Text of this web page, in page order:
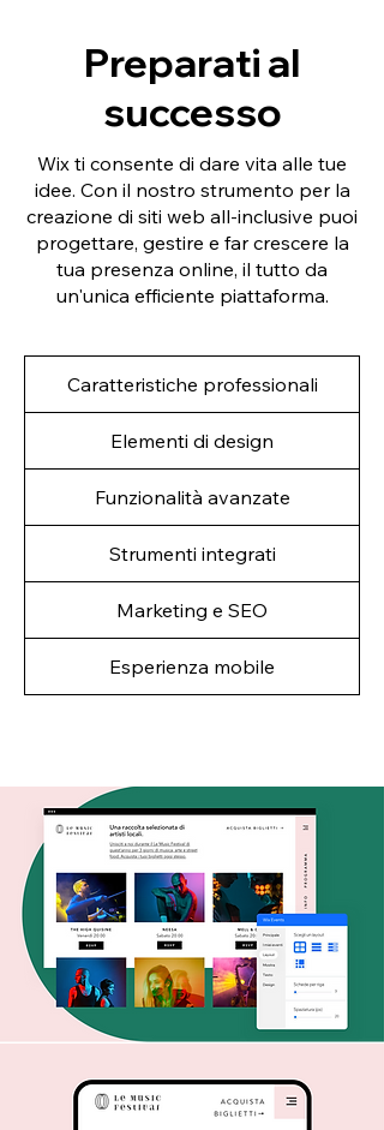
Preparati al
successo
Wix ti consente di dare vita alle tue
idee. Con il nostro strumento per la
creazione di siti web all-inclusive puoi
progettare, gestire e far crescere la
tua presenza online, il tutto da
un'unica efficiente piattaforma.
Caratteristiche professionali
Elementi di design
Funzionalità avanzate
Strumenti integrati
Marketing e SEO
Esperienza mobile